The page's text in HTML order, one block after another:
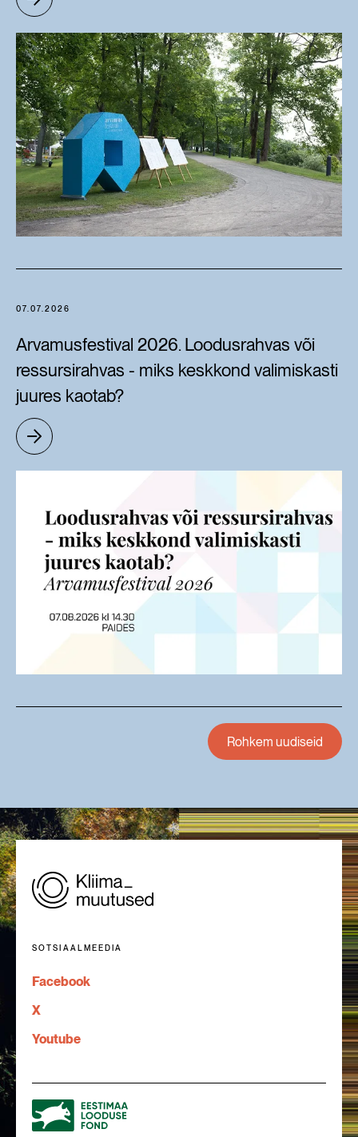
07.07.2026
Arvamusfestival 2026. Loodusrahvas või
ressursirahvas - miks keskkond valimiskasti
juures kaotab?
Rohkem uudiseid
SOTSIAALMEEDIA
Facebook
X
Youtube